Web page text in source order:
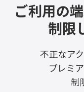
ご利用の
制限
不正なア
プレミ
制